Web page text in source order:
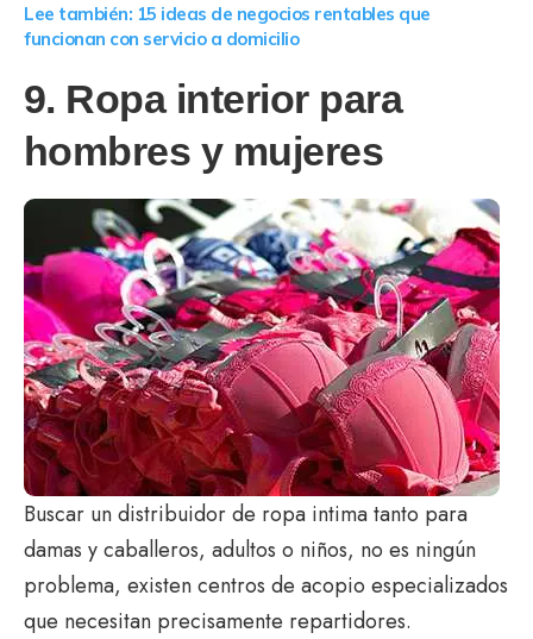
Lee también: 15 ideas de negocios rentables que
funcionan con servicio a domicilio
9. Ropa interior para
hombres y mujeres
Buscar un distribuidor de ropa intima tanto para
damas y caballeros, adultos o niños, no es ningún
problema, existen centros de acopio especializados
que necesitan precisamente repartidores.